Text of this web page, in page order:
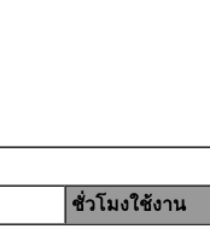
ชั่วโมงใช้งาน